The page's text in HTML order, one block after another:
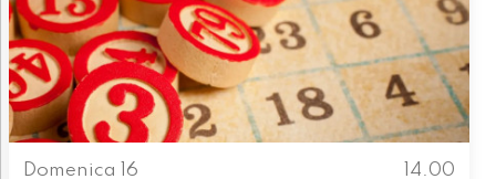
Domenica 16 14.00